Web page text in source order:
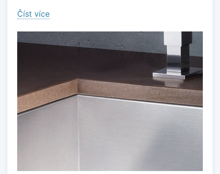
Číst více